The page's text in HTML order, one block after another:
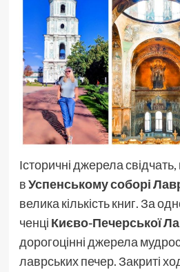
Історичні джерела
вУспенському соборі
велика кількість книг. За
ченці Києво-Печерської
дорогоцінні джерела
лаврських печер. Закриті